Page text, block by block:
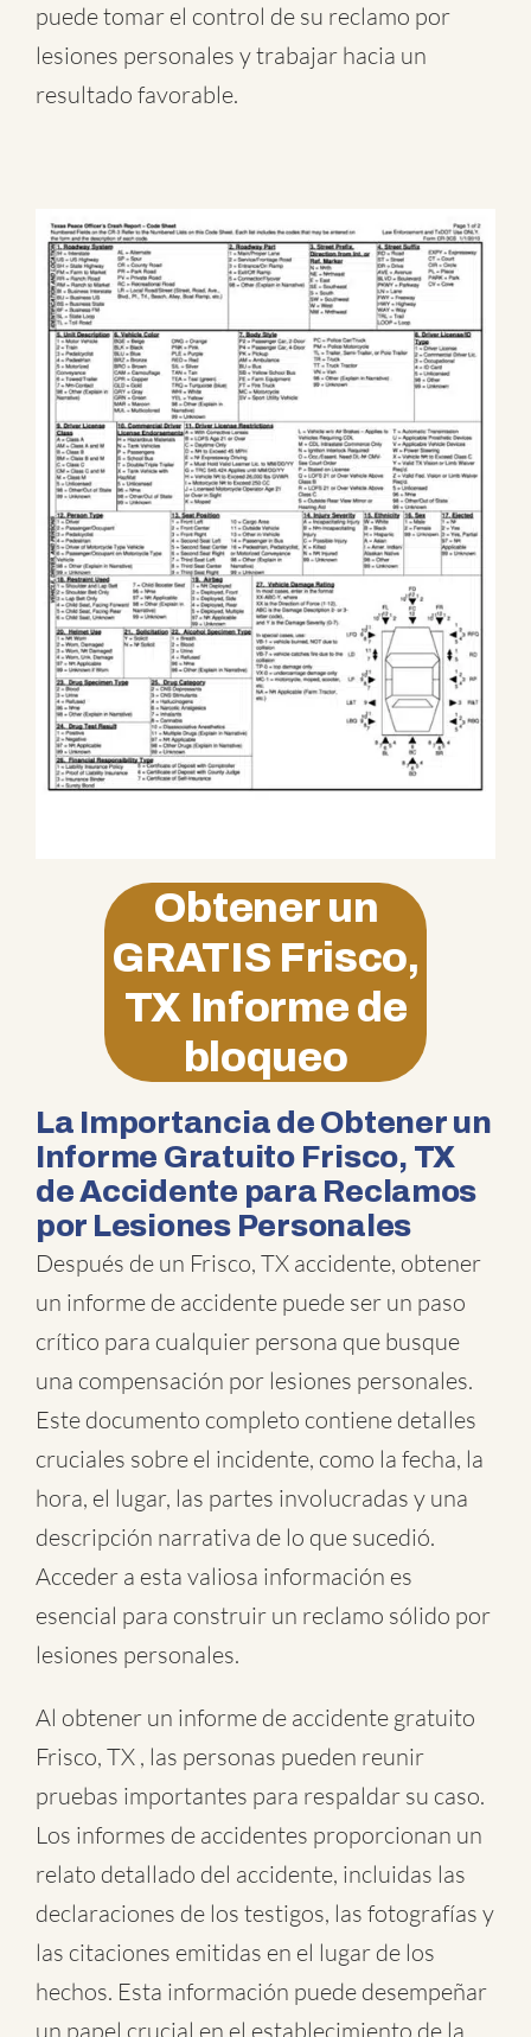
puede tomar el control de su reclamo por
lesiones personales y trabajar hacia un
resultado favorable.
Obtener un
GRATIS Frisco,
TX Informe de
bloqueo
La Importancia de Obtener un
Informe Gratuito Frisco, TX
de Accidente para Reclamos
por Lesiones Personales
Después de un Frisco, TX accidente, obtener
un informe de accidente puede ser un paso
crítico para cualquier persona que busque
una compensación por lesiones personales.
Este documento completo contiene detalles
cruciales sobre el incidente, como la fecha, la
hora, el lugar, las partes involucradas y una
descripción narrativa de lo que sucedió.
Acceder a esta valiosa información es
esencial para construir un reclamo sólido por
lesiones personales.
Al obtener un informe de accidente gratuito
Frisco, TX , las personas pueden reunir
pruebas importantes para respaldar su caso.
Los informes de accidentes proporcionan un
relato detallado del accidente, incluidas las
declaraciones de los testigos, las fotografías y
las citaciones emitidas en el lugar de los
hechos. Esta información puede desempeñar
un papel crucial en el establecimiento de la